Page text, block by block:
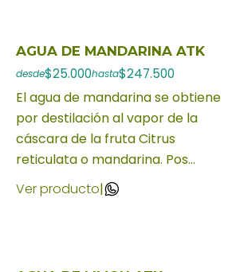
AGUA DE MANDARINA ATK
desde$25.000hasta$247.500
El agua de mandarina se obtiene
por destilación al vapor de la
cáscara de la fruta Citrus
reticulata o mandarina. Pos...
Ver producto|